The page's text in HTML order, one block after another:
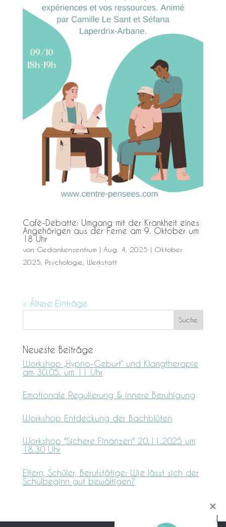
Café-Debatte: Umgang mit der Krankheit eines
Angehörigen aus der Ferne am 9. Oktober um
18 Uhr
von Gedankenzentrum | Aug. 4, 2025 | Oktober
2025, Psychologie, Werkstatt
« Ältere Einträge
Neueste Beiträge
Workshop „Hypno-Geburt“ und Klangtherapie
am 30.05. um 11 Uhr
Emotionale Regulierung & innere Beruhigung
Workshop Entdeckung der Bachblüten
Workshop "Sichere Finanzen" 20.11.2025 um
18.30 Uhr
Eltern, Schüler, Berufstätige: Wie lässt sich der
Schulbeginn gut bewältigen?